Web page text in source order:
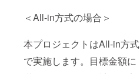
＜All-in方式の場合＞
本プロジェクトはAll-in方式
で実施します。目標金額に